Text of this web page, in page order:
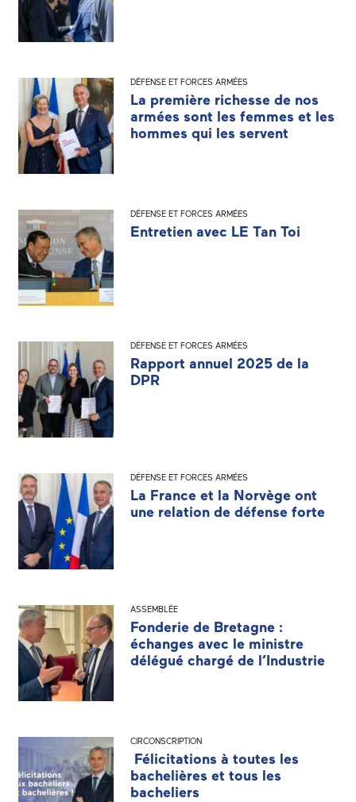
DÉFENSE ET FORCES ARMÉES
La première richesse de nos
armées sont les femmes et les
hommes qui les servent
DÉFENSE ET FORCES ARMÉES
Entretien avec LE Tan Toi
DÉFENSE ET FORCES ARMÉES
Rapport annuel 2025 de la
DPR
DÉFENSE ET FORCES ARMÉES
La France et la Norvège ont
une relation de défense forte
ASSEMBLÉE
Fonderie de Bretagne :
échanges avec le ministre
délégué chargé de l’Industrie
CIRCONSCRIPTION
Félicitations à toutes les
bachelières et tous les
bacheliers